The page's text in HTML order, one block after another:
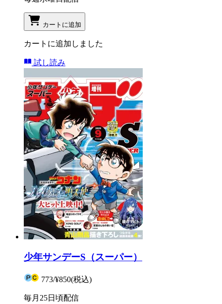
カートに追加
カートに追加しました
試し読み
少年サンデーS（スーパー）
773/¥850(税込)
毎月25日頃配信